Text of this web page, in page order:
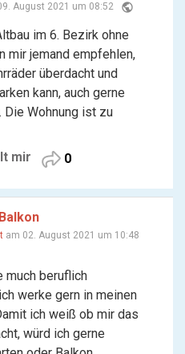
August 2021 um 08:52 public
im 6. Bezirk ohne
mir jemand empfehlen,
überdacht und
kann, auch gerne
Die Wohnung ist zu
mir 0
am 02. August 2021 um 10:48
much beruflich
werke gern in meinen
ich weiß ob mir das
würd ich gerne